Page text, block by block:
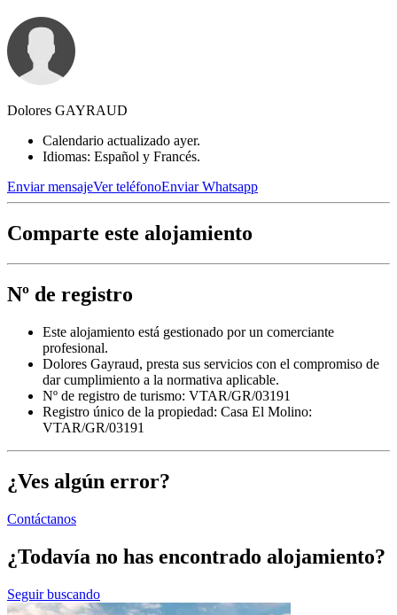
Dolores GAYRAUD
Calendario actualizado ayer.
Idiomas: Español y Francés.
Enviar mensajeVer teléfonoEnviar Whatsapp
Comparte este alojamiento
Nº de registro
Este alojamiento está gestionado por un comerciante
profesional.
Dolores Gayraud, presta sus servicios con el compromiso de
dar cumplimiento a la normativa aplicable.
Nº de registro de turismo: VTAR/GR/03191
Registro único de la propiedad: Casa El Molino:
VTAR/GR/03191
¿Ves algún error?
Contáctanos
¿Todavía no has encontrado alojamiento?
Seguir buscando